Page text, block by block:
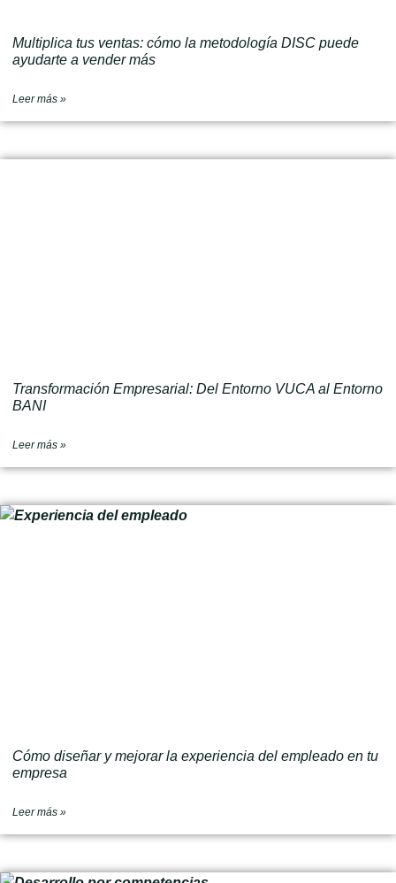
Multiplica tus ventas: cómo la metodología DISC puede
ayudarte a vender más
Leer más »
Transformación Empresarial: Del Entorno VUCA al Entorno
BANI
Leer más »
Cómo diseñar y mejorar la experiencia del empleado en tu
empresa
Leer más »